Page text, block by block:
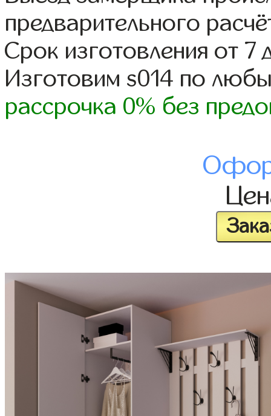
предварительного
Срок изготовления от 7
Изготовим s014 по
рассрочка 0% без